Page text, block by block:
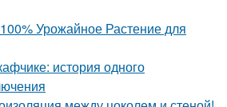
Урожайное Растение для
история одного